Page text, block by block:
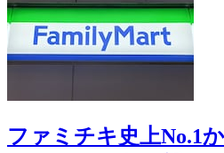
ファミチキ史上No.1